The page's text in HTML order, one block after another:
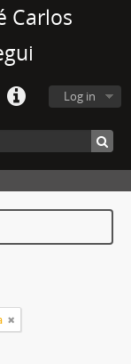
Carlos
Log in